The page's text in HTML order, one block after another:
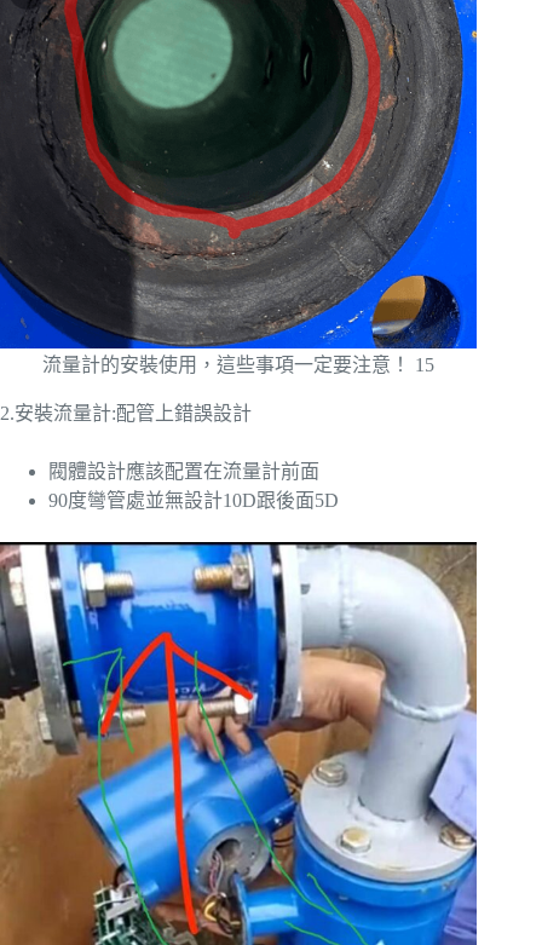
流量計的安裝使用，這些事項一定要注意！ 15
2.安裝流量計:配管上錯誤設計
閥體設計應該配置在流量計前面
90度彎管處並無設計10D跟後面5D